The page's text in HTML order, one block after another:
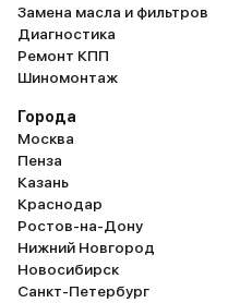
Замена масла и фильтров
Диагностика
Ремонт КПП
Шиномонтаж
Города
Москва
Пенза
Казань
Краснодар
Ростов-на-Дону
Нижний Новгород
Новосибирск
Санкт-Петербург